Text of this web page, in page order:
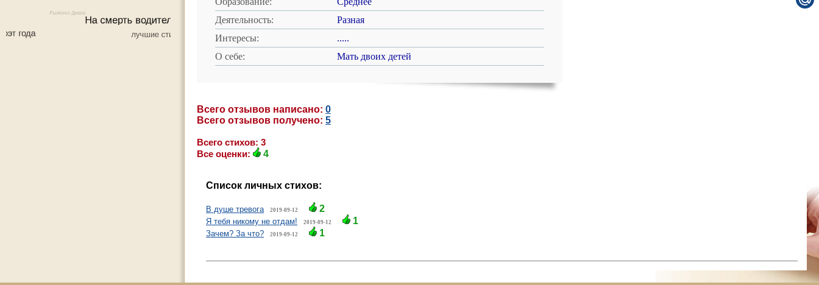
Деятельность:
Разная
Интересы:
.....
О себе:
Мать двоих детей
Всего отзывов написано: 0
Всего отзывов получено: 5
Всего стихов: 3
Все оценки:
4
Список личных стихов:
В душе тревога 2019-09-12 2
Я тебя никому не отдам! 2019-09-12 1
Зачем? За что? 2019-09-12 1